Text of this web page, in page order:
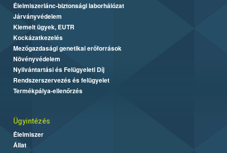
Élelmiszerlánc-biztonsági laborhálózat
Járványvédelem
Kiemelt ügyek, EUTR
Kockázatkezelés
Mezőgazdasági genetikai erőforrások
Növényvédelem
Nyilvántartási és Felügyeleti Díj
Rendszerszervezés és felügyelet
Termékpálya-ellenőrzés
Ügyintézés
Élelmiszer
Állat